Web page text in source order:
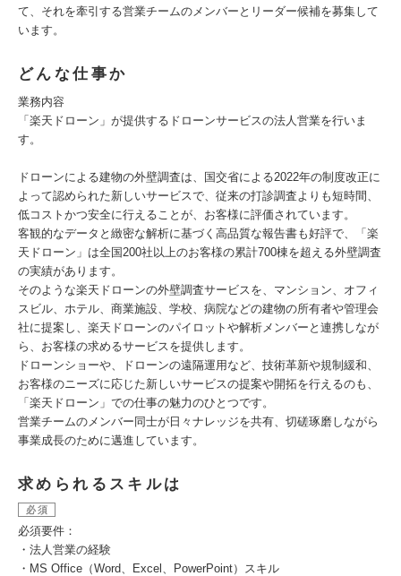
て、それを牽引する営業チームのメンバーとリーダー候補を募集して
います。
どんな仕事か
業務内容
「楽天ドローン」が提供するドローンサービスの法人営業を行いま
す。
ドローンによる建物の外壁調査は、国交省による2022年の制度改正に
よって認められた新しいサービスで、従来の打診調査よりも短時間、
低コストかつ安全に行えることが、お客様に評価されています。
客観的なデータと緻密な解析に基づく高品質な報告書も好評で、「楽
天ドローン」は全国200社以上のお客様の累計700棟を超える外壁調査
の実績があります。
そのような楽天ドローンの外壁調査サービスを、マンション、オフィ
スビル、ホテル、商業施設、学校、病院などの建物の所有者や管理会
社に提案し、楽天ドローンのパイロットや解析メンバーと連携しなが
ら、お客様の求めるサービスを提供します。
ドローンショーや、ドローンの遠隔運用など、技術革新や規制緩和、
お客様のニーズに応じた新しいサービスの提案や開拓を行えるのも、
「楽天ドローン」での仕事の魅力のひとつです。
営業チームのメンバー同士が日々ナレッジを共有、切磋琢磨しながら
事業成長のために邁進しています。
求められるスキルは
必須
必須要件：
・法人営業の経験
・MS Office（Word、Excel、PowerPoint）スキル